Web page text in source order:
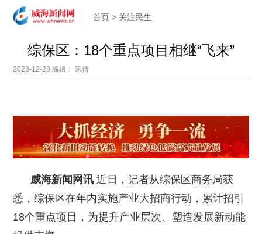
首页 > 关注民生
综保区：18个重点项目相继“飞来”
2023-12-28编辑： 宋倩
威海新闻网讯近日，记者从综保区商务局获
悉，综保区在年内实施产业大招商行动，累计招引
18个重点项目，为提升产业层次、塑造发展新动能